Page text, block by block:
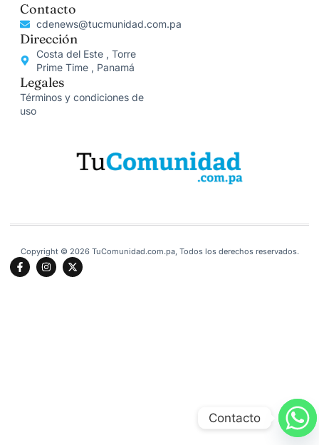
Contacto
cdenews@tucmunidad.com.pa
Dirección
Costa del Este , Torre
Prime Time , Panamá
Legales
Términos y condiciones de
uso
Copyright © 2026 TuComunidad.com.pa, Todos los derechos reservados.
Contacto